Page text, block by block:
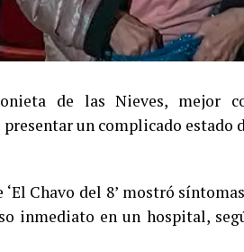
de las Nieves, mejor
un complicado estado
Chavo del 8’ mostró
inmediato en un hospital,